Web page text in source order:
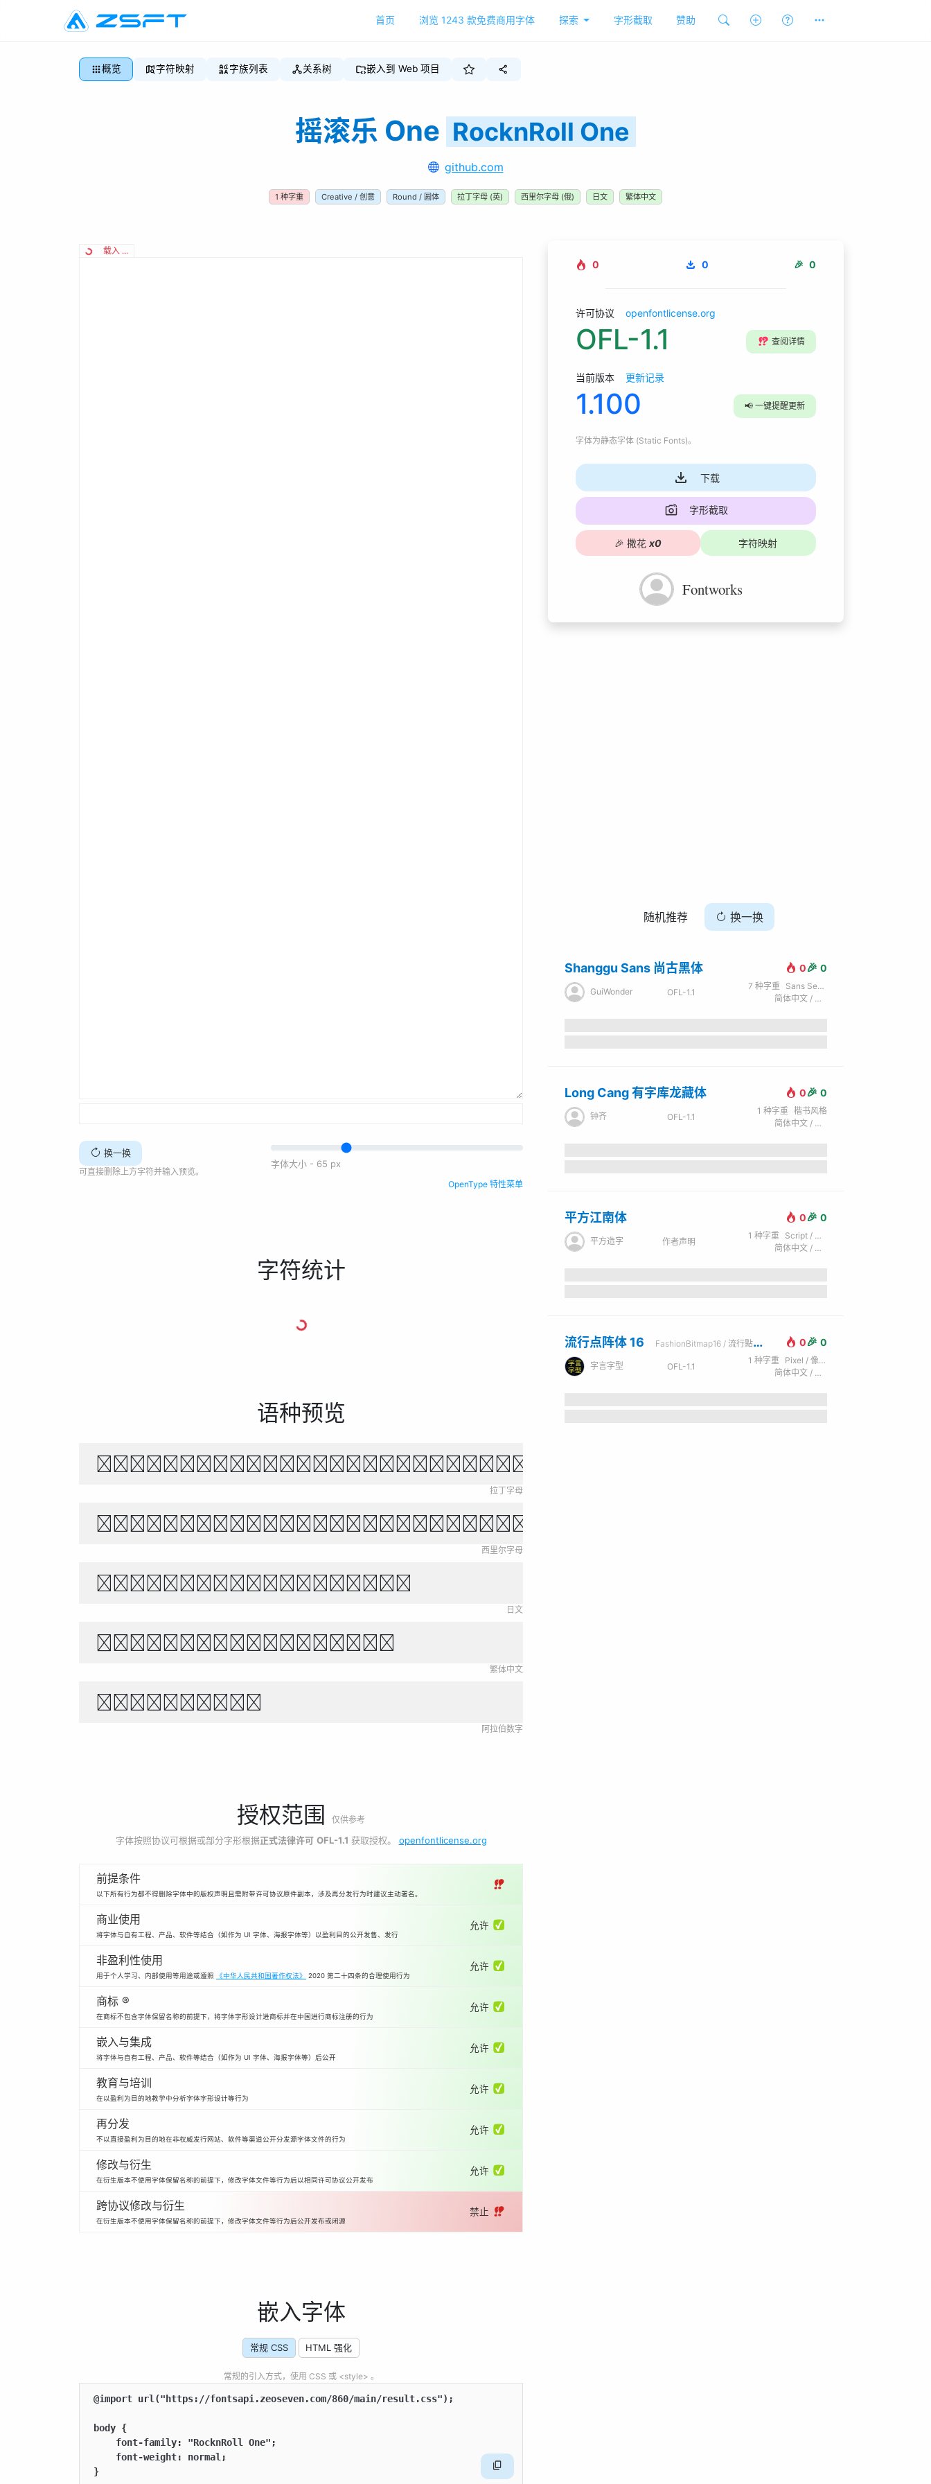
首页 浏览 1243 款免费商用字体 探索 字形截取 赞助
概览 字符映射 字族列表 关系树 嵌入到 Web 项目
摇滚乐 One RocknRoll One
github.com
1 种字重 Creative / 创意 Round / 圆体 拉丁字母 (英) 西里尔字母 (俄) 日文 繁体中文
载入 ...
换一换
可直接删除上方字符并输入预览。
字体大小 - 65 px
OpenType 特性菜单
字符统计
语种预览
The quick brown fox jumps over the lazy dog.
拉丁字母
Белый снег тихо падает, звёзды мерцают в ночи.
西里尔字母
あきのよの つきにさびしき をがはらや
日文
世界宇宙浩瀚無垠，科技創新永無止境。
繁体中文
1234567890
阿拉伯数字
授权范围 仅供参考
字体按照协议可根据或部分字形根据正式法律许可 OFL-1.1 获取授权。 openfontlicense.org
前提条件
以下所有行为都不得删除字体中的版权声明且需附带许可协议原件副本，涉及再分发行为时建议主动署名。
‼
商业使用
将字体与自有工程、产品、软件等结合（如作为 UI 字体、海报字体等）以盈利目的公开发售、发行
允许 ✅
非盈利性使用
用于个人学习、内部使用等用途或遵照 《中华人民共和国著作权法》 2020 第二十四条的合理使用行为
允许 ✅
商标 ®
在商标不包含字体保留名称的前提下，将字体字形设计进商标并在中国进行商标注册的行为
允许 ✅
嵌入与集成
将字体与自有工程、产品、软件等结合（如作为 UI 字体、海报字体等）后公开
允许 ✅
教育与培训
在以盈利为目的地教学中分析字体字形设计等行为
允许 ✅
再分发
不以直接盈利为目的地在非权威发行网站、软件等渠道公开分发源字体文件的行为
允许 ✅
修改与衍生
在衍生版本不使用字体保留名称的前提下，修改字体文件等行为后以相同许可协议公开发布
允许 ✅
跨协议修改与衍生
在衍生版本不使用字体保留名称的前提下，修改字体文件等行为后公开发布或闭源
禁止 ‼️
嵌入字体
常规 CSS HTML 强化
常规的引入方式，使用 CSS 或 <style> 。
@import url("https://fontsapi.zeoseven.com/860/main/result.css");
body {
    font-family: "RocknRoll One";
    font-weight: normal;
}
0 0 🎉 0
许可协议 openfontlicense.org
OFL-1.1 ⁉️ 查阅详情
当前版本 更新记录
1.100 📢 一键提醒更新
字体为静态字体 (Static Fonts)。
下载
字形截取
🎉 撒花 x0 字符映射
Fontworks
随机推荐 换一换
Shanggu Sans 尚古黑体 0🎉 0
GuiWonder OFL-1.1
7 种字重
Sans Serif / 无衬线
简体中文 / 拉丁字母 (英) / 西里尔字母 (俄) / 日文 / 谚文 / 繁体中文
Long Cang 有字库龙藏体 0🎉 0
钟齐 OFL-1.1
1 种字重 楷书风格
简体中文 / 拉丁字母 (英)
平方江南体 0🎉 0
平方造字 作者声明
1 种字重
Script / 手写
简体中文 / 拉丁字母 (英)
流行点阵体 16 FashionBitmap16 / 流行點陣體 16 0🎉 0
字言字型 OFL-1.1
1 种字重
Pixel / 像素
简体中文 / 拉丁字母 (英) / 西里尔字母 (俄) / 日文 / 繁体中文